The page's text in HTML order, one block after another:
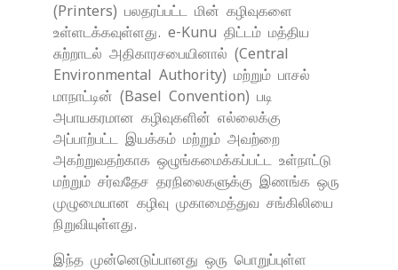
(Printers) பலதரப்பட்ட மின் கழிவுகளை
உள்ளடக்கவுள்ளது. e-Kunu திட்டம் மத்திய
சுற்றாடல் அதிகாரசபையினால் (Central
Environmental Authority) மற்றும் பாசல்
மாநாட்டின் (Basel Convention) படி
அபாயகரமான கழிவுகளின் எல்லைக்கு
அப்பாற்பட்ட இயக்கம் மற்றும் அவற்றை
அகற்றுவதற்காக ஒழுங்கமைக்கப்பட்ட உள்நாட்டு
மற்றும் சர்வதேச தரநிலைகளுக்கு இணங்க ஒரு
முழுமையான கழிவு முகாமைத்துவ சங்கிலியை
நிறுவியுள்ளது.
இந்த முன்னெடுப்பானது ஒரு பொறுப்புள்ள